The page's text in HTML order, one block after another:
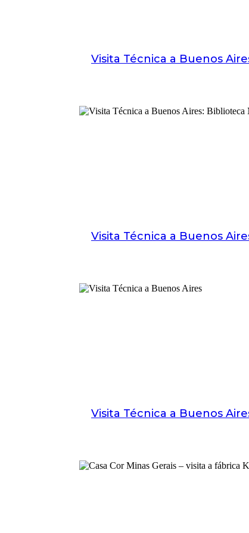
Visita Técnica a Buenos
Visita Técnica a Buenos
Visita Técnica a Buenos